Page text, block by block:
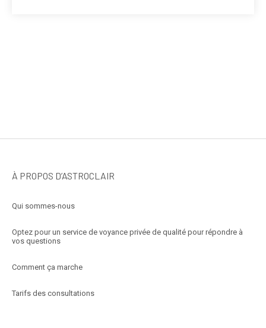
À PROPOS D’ASTROCLAIR
Qui sommes-nous
Optez pour un service de voyance privée de qualité pour répondre à
vos questions
Comment ça marche
Tarifs des consultations